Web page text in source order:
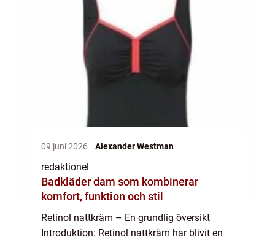
09 juni 2026 Alexander Westman
redaktionel
Badkläder dam som kombinerar
komfort, funktion och stil
Retinol nattkräm – En grundlig översikt
Introduktion: Retinol nattkräm har blivit en